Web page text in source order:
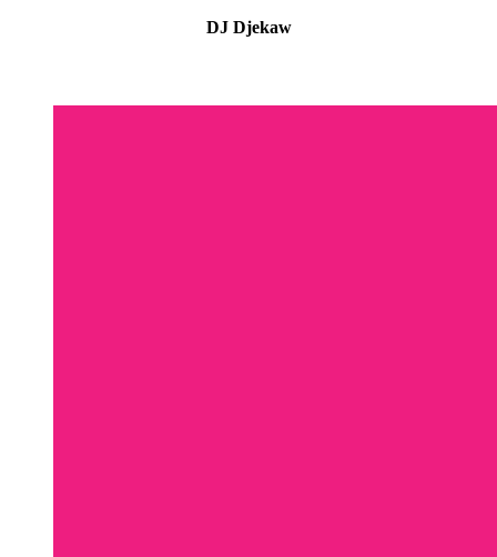
DJ Djekaw